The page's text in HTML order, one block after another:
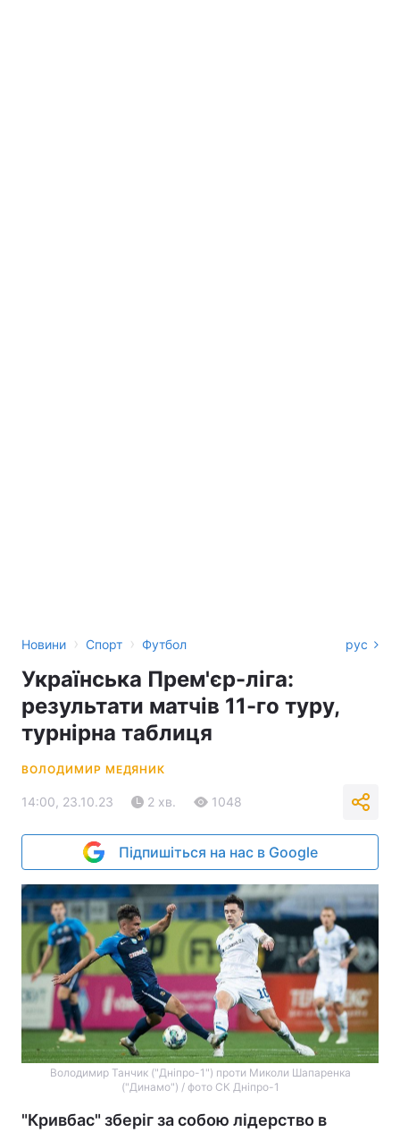
Новини › Спорт › Футбол рус
Українська Прем'єр-ліга:
результати матчів 11-го туру,
турнірна таблиця
ВОЛОДИМИР МЕДЯНИК
14:00, 23.10.23 2 хв. 1048
Підпишіться на нас в Google
Володимир Танчик ("Дніпро-1") проти Миколи Шапаренка
("Динамо") / фото СК Дніпро-1
"Кривбас" зберіг за собою лідерство в